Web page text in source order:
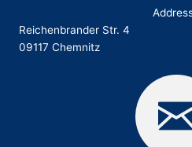
Reichenbrander Str. 4
09117 Chemnitz